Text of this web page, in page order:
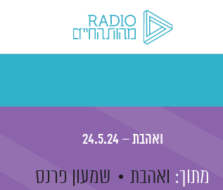
ואהבת – 24.5.24
מתוך: ואהבת שמעון פרנס